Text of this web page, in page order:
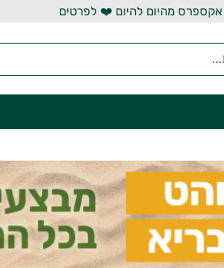
מהיום להיום ❤️ לפרטים